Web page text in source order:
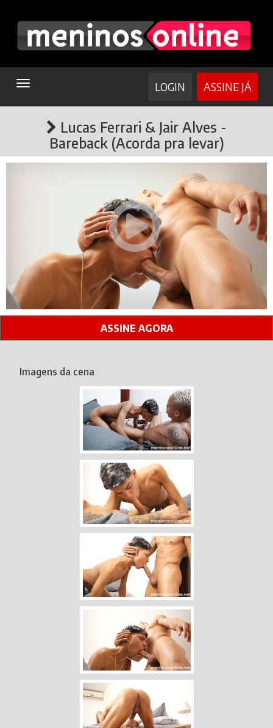
TOGGLE
ASSINE JÁ
LOGIN
Lucas Ferrari & Jair Alves -
Bareback (Acorda pra levar)
ASSINE AGORA
Imagens da cena